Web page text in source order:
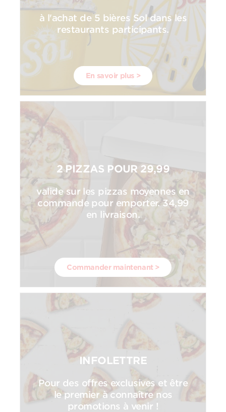
à l'achat de 5 bières Sol dans les
restaurants participants.
En savoir plus >
2 PIZZAS POUR 29,99
valide sur les pizzas moyennes en
commande pour emporter. 34,99
en livraison.
Commander maintenant >
INFOLETTRE
Pour des offres exclusives et être
le premier à connaître nos
promotions à venir !